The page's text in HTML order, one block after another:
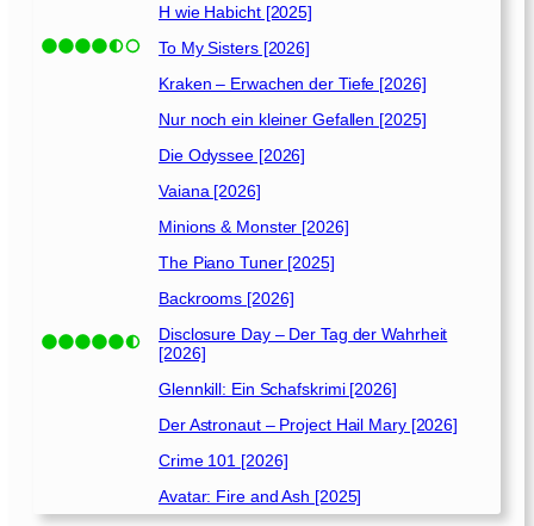
5
H wie Habicht [2025]
To My Sisters [2026]
Kraken – Erwachen der Tiefe [2026]
Nur noch ein kleiner Gefallen [2025]
Die Odyssee [2026]
Vaiana [2026]
Minions & Monster [2026]
The Piano Tuner [2025]
Backrooms [2026]
Disclosure Day – Der Tag der Wahrheit
[2026]
Glennkill: Ein Schafskrimi [2026]
Der Astronaut – Project Hail Mary [2026]
Crime 101 [2026]
Avatar: Fire and Ash [2025]